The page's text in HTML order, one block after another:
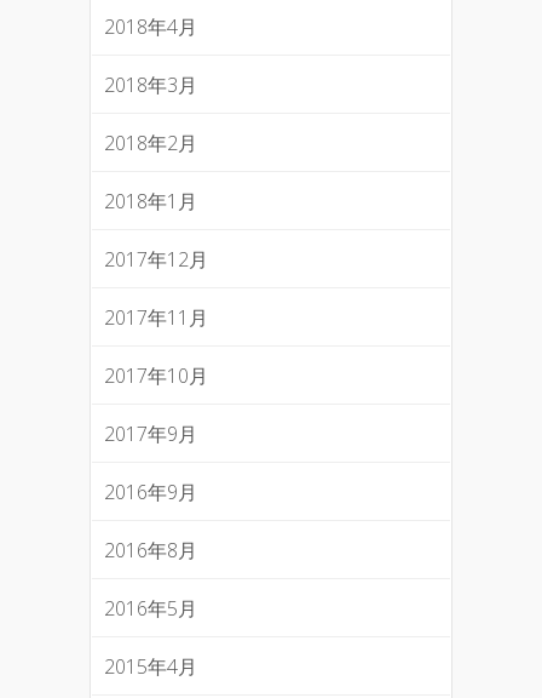
2018年4月
2018年3月
2018年2月
2018年1月
2017年12月
2017年11月
2017年10月
2017年9月
2016年9月
2016年8月
2016年5月
2015年4月